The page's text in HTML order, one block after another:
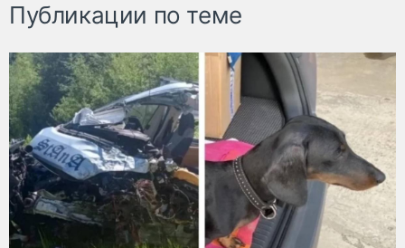
Публикации по теме